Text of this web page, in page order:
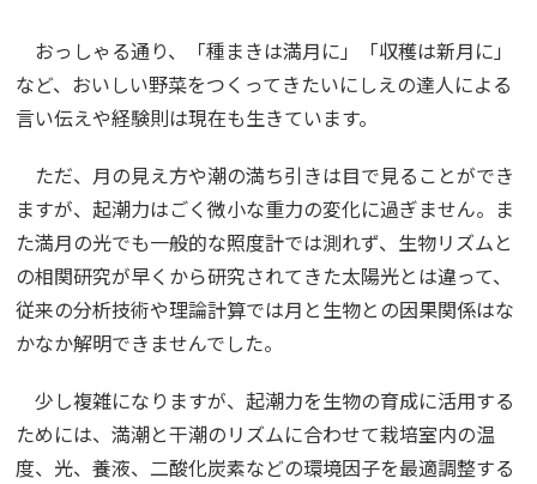
おっしゃる通り、「種まきは満月に」「収穫は新月に」
など、おいしい野菜をつくってきたいにしえの達人による
言い伝えや経験則は現在も生きています。
ただ、月の見え方や潮の満ち引きは目で見ることができ
ますが、起潮力はごく微小な重力の変化に過ぎません。ま
た満月の光でも一般的な照度計では測れず、生物リズムと
の相関研究が早くから研究されてきた太陽光とは違って、
従来の分析技術や理論計算では月と生物との因果関係はな
かなか解明できませんでした。
少し複雑になりますが、起潮力を生物の育成に活用する
ためには、満潮と干潮のリズムに合わせて栽培室内の温
度、光、養液、二酸化炭素などの環境因子を最適調整する